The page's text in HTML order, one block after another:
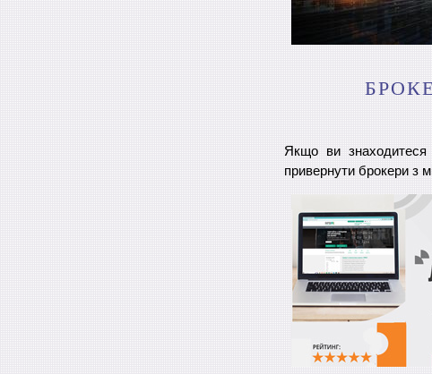
Якщо ви знаходитеся
привернути брокери з